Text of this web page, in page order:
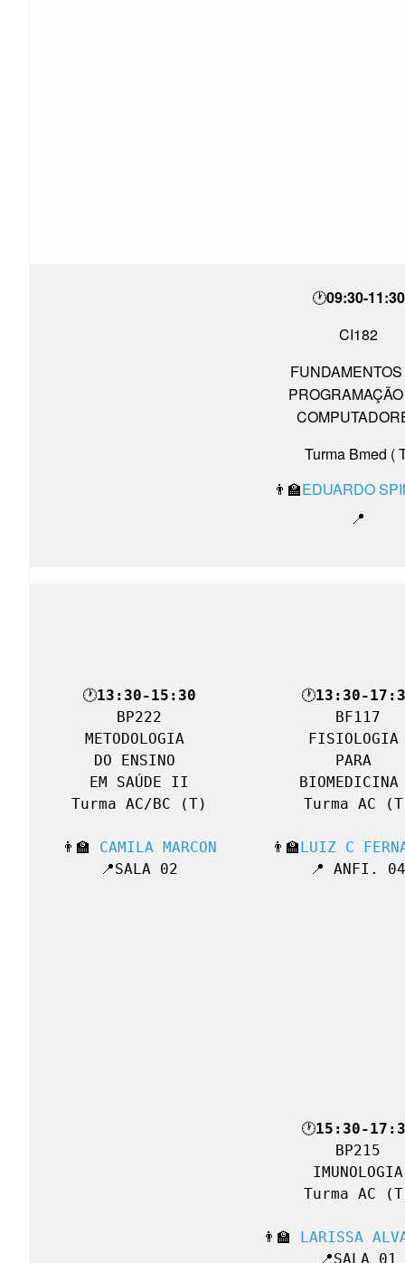
🕐09:30-11:30
CI182
Turma Bmed (
👨‍🏫EDUARDO
📍
🕐13:30-15:30
BP222
METODOLOGIA
DO ENSINO
EM SAÚDE II
Turma AC/BC (T)
👨‍🏫 CAMILA MARCON
📍SALA 02
🕐13:30-
BF117
PARA
Turma AC
👨‍🏫 LUIZ C
🕐15:30-
BP215
IMUNOLOGIA
Turma AC
👨‍🏫
LARISSA
📍SALA 01